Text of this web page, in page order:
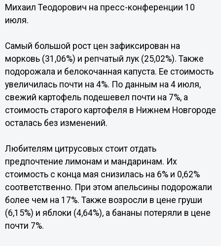
Михаил Теодорович на пресс-конференции 10
июля.
Самый большой рост цен зафиксирован на
морковь (31,06%) и репчатый лук (25,02%). Также
подорожала и белокочанная капуста. Ее стоимость
увеличилась почти на 4%. По данным на 4 июля,
свежий картофель подешевел почти на 7%, а
стоимость старого картофеля в Нижнем Новгороде
осталась без изменений.
Любителям цитрусовых стоит отдать
предпочтение лимонам и мандаринам. Их
стоимость с конца мая снизилась на 6% и 0,62%
соответственно. При этом апельсины подорожали
более чем на 17%. Также возросли в цене груши
(6,15%) и яблоки (4,64%), а бананы потеряли в цене
почти 7%.